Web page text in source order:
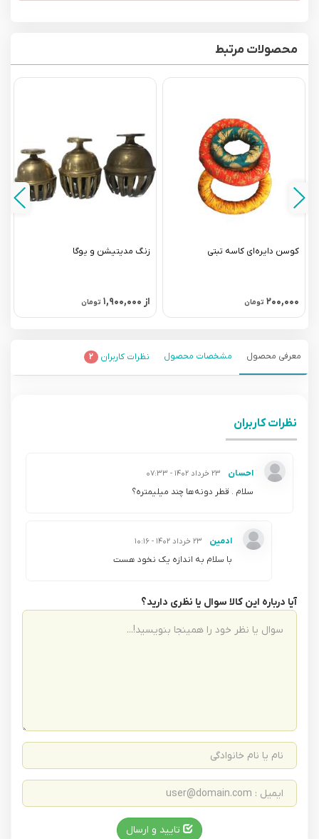
محصولات مرتبط
کوسن دایره‌ای کاسه تبتی
۲۰۰,۰۰۰ تومان
زنگ مدیتیشن و یوگا
از ۱,۹۰۰,۰۰۰ تومان
معرفی محصول مشخصات محصول نظرات کاربران ۲
نظرات کاربران
احسان ۲۳ خرداد ۱۴۰۲ - ۰۷:۳۳
سلام . قطر دونه‌ها چند میلیمتره؟
ادمین ۲۳ خرداد ۱۴۰۲ - ۱۰:۱۶
با سلام به اندازه یک نخود هست
آیا درباره این کالا سوال یا نظری دارید؟